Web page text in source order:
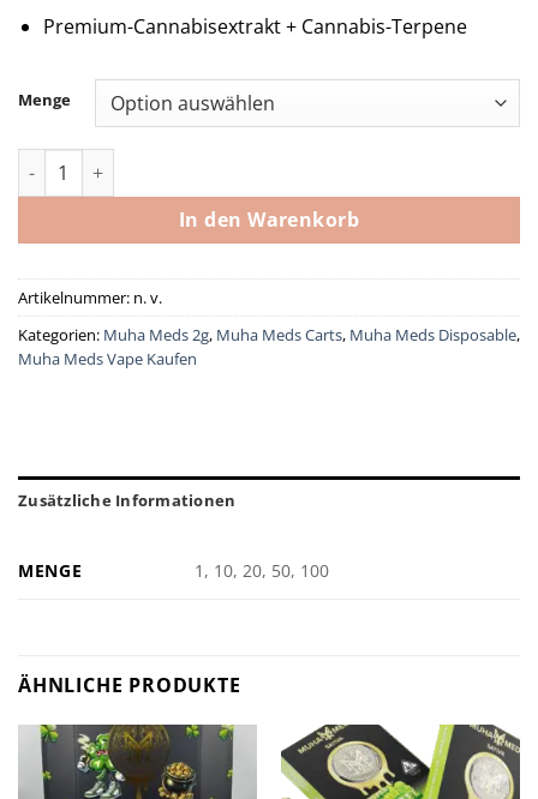
Premium-Cannabisextrakt + Cannabis-Terpene
Menge
Purple Punch Muha Meds Cart 1000MG | Indica Menge
In den Warenkorb
Artikelnummer: n. v.
Kategorien: Muha Meds 2g, Muha Meds Carts, Muha Meds Disposable,
Muha Meds Vape Kaufen
Zusätzliche Informationen
MENGE 1, 10, 20, 50, 100
ÄHNLICHE PRODUKTE